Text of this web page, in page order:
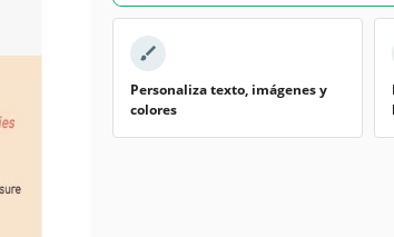
Personaliza texto, imágenes y
colores